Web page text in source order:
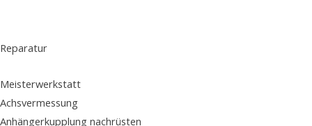
Reparatur
Meisterwerkstatt
Achsvermessung
Anhängerkupplung nachrüsten